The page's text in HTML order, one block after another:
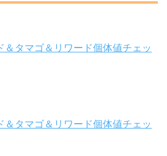
＆タマゴ＆リワード個体値チェッ
＆タマゴ＆リワード個体値チェッ